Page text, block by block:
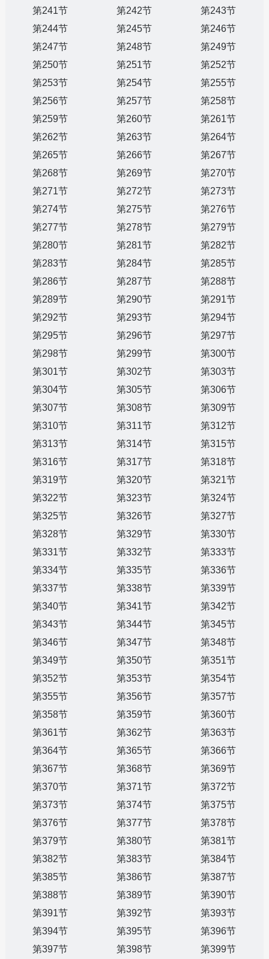
第241节
第242节
第243节
第244节
第245节
第246节
第247节
第248节
第249节
第250节
第251节
第252节
第253节
第254节
第255节
第256节
第257节
第258节
第259节
第260节
第261节
第262节
第263节
第264节
第265节
第266节
第267节
第268节
第269节
第270节
第271节
第272节
第273节
第274节
第275节
第276节
第277节
第278节
第279节
第280节
第281节
第282节
第283节
第284节
第285节
第286节
第287节
第288节
第289节
第290节
第291节
第292节
第293节
第294节
第295节
第296节
第297节
第298节
第299节
第300节
第301节
第302节
第303节
第304节
第305节
第306节
第307节
第308节
第309节
第310节
第311节
第312节
第313节
第314节
第315节
第316节
第317节
第318节
第319节
第320节
第321节
第322节
第323节
第324节
第325节
第326节
第327节
第328节
第329节
第330节
第331节
第332节
第333节
第334节
第335节
第336节
第337节
第338节
第339节
第340节
第341节
第342节
第343节
第344节
第345节
第346节
第347节
第348节
第349节
第350节
第351节
第352节
第353节
第354节
第355节
第356节
第357节
第358节
第359节
第360节
第361节
第362节
第363节
第364节
第365节
第366节
第367节
第368节
第369节
第370节
第371节
第372节
第373节
第374节
第375节
第376节
第377节
第378节
第379节
第380节
第381节
第382节
第383节
第384节
第385节
第386节
第387节
第388节
第389节
第390节
第391节
第392节
第393节
第394节
第395节
第396节
第397节
第398节 第399节